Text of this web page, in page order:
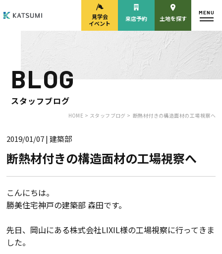
モデルハウス
来場予約
見学会・
来店予約
HOME
物件検索
会員登録
見学会
イベント
来店予約 土地を探す
MENU
BLOG
スタッフブログ
HOME > スタッフブログ > 断熱材付きの構造面材の工場視察へ
2019/01/07| 建築部
断熱材付きの構造面材の工場視察へ
こんにちは。
勝美住宅神戸の建築部 森田です。
先日、岡山にある株式会社LIXIL様の工場視察に行ってきま
した。